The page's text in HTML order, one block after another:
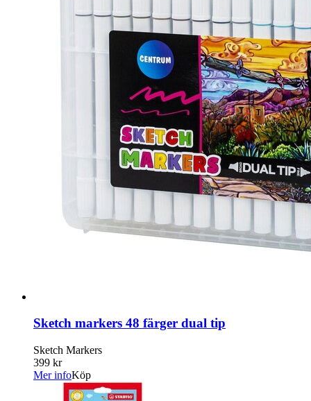
Sketch markers 48 färger dual tip
Sketch Markers
399 kr
Mer infoKöp